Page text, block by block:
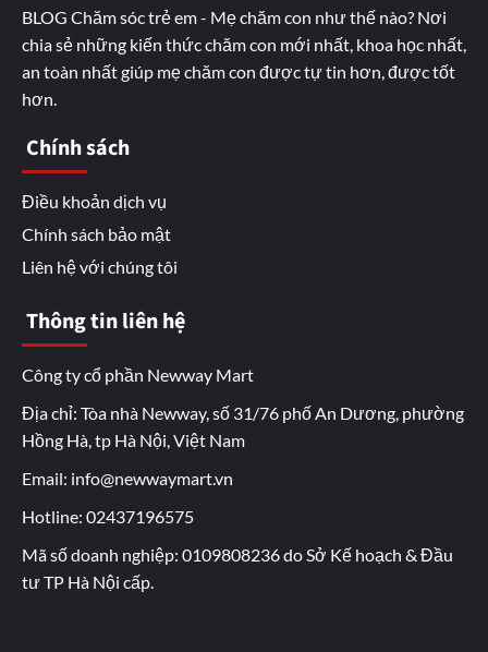
BLOG Chăm sóc trẻ em - Mẹ chăm con như thế nào? Nơi
chia sẻ những kiến thức chăm con mới nhất, khoa học nhất,
an toàn nhất giúp mẹ chăm con được tự tin hơn, được tốt
hơn.
Chính sách
Điều khoản dịch vụ
Chính sách bảo mật
Liên hệ với chúng tôi
Thông tin liên hệ
Công ty cổ phần Newway Mart
Địa chỉ: Tòa nhà Newway, số 31/76 phố An Dương, phường
Hồng Hà, tp Hà Nội, Việt Nam
Email: info@newwaymart.vn
Hotline: 02437196575
Mã số doanh nghiệp: 0109808236 do Sở Kế hoạch & Đầu
tư TP Hà Nội cấp.